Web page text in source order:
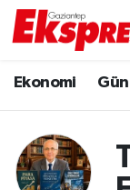
Ekonomi
Ekonomi
Gaziantep
Trafik
Puan